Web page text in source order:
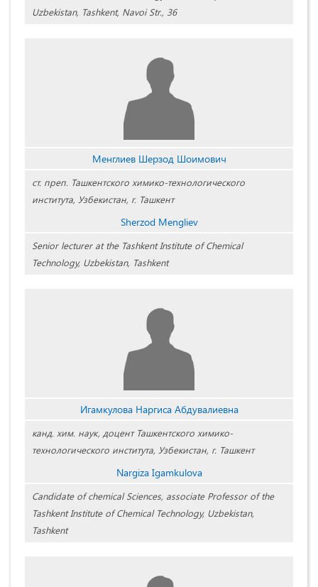
Uzbekistan, Tashkent, Navoi Str., 36
Менглиев Шерзод Шоимович
ст. преп. Ташкентского химико-технологического
института, Узбекистан, г. Ташкент
Sherzod Mengliev
Senior lecturer at the Tashkent Institute of Chemical
Technology, Uzbekistan, Tashkent
Игамкулова Наргиса Абдувалиевна
канд. хим. наук, доцент Ташкентского химико-
технологического института, Узбекистан, г. Ташкент
Nargiza Igamkulova
Candidate of chemical Sciences, associate Professor of the
Tashkent Institute of Chemical Technology, Uzbekistan,
Tashkent